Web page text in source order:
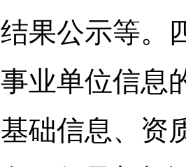
结果公示等。
事业单位信息
基础信息、资